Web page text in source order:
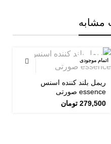
مشابه
اتمام موجودی
ریمل بلند کننده اسنس
essence صورتی
279,500 تومان